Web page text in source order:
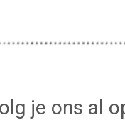
je ons al